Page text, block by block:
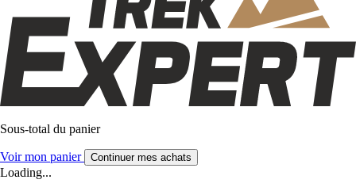
Sous-total du panier
Voir mon panier Continuer mes achats
Loading...